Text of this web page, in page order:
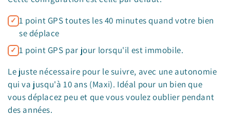
1 point GPS toutes les 40 minutes quand votre bien
se déplace
1 point GPS par jour lorsqu'il est immobile.
Le juste nécessaire pour le suivre, avec une autonomie
qui va jusqu'à 10 ans (Maxi). Idéal pour un bien que
vous déplacez peu et que vous voulez oublier pendant
des années.